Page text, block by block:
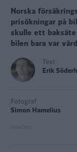
Norska
prisökningar på
skulle ett
bilen bara var
Text
Erik
Fotograf
Simon Hamelius